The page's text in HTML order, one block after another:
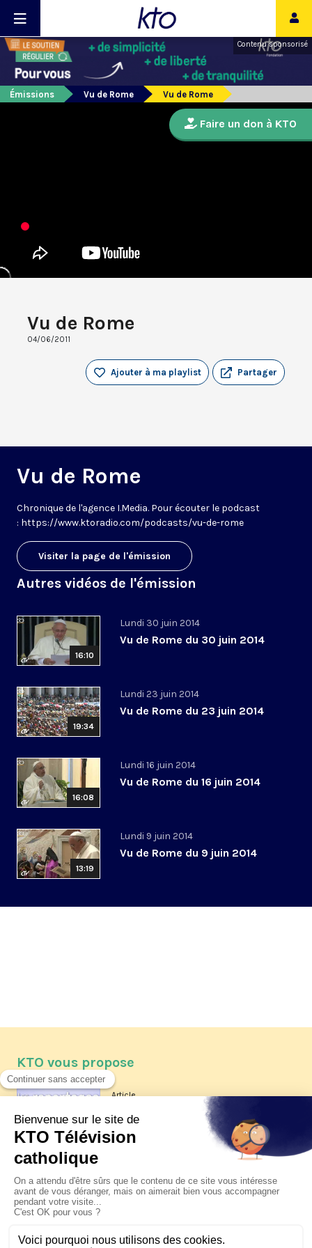
Contenu sponsorisé
Émissions Vu de Rome Vu de Rome
Vu de Rome
04/06/2011
Partager
Ajouter à ma playlist
Vu de Rome
Chronique de l'agence I.Media. Pour écouter le podcast
: https://www.ktoradio.com/podcasts/vu-de-rome
Visiter la page de l'émission
Autres vidéos de l'émission
16:10
Lundi 30 juin 2014
Vu de Rome du 30 juin 2014
19:34
Lundi 23 juin 2014
Vu de Rome du 23 juin 2014
16:08
Lundi 16 juin 2014
Vu de Rome du 16 juin 2014
13:19
Lundi 9 juin 2014
Vu de Rome du 9 juin 2014
Faire un don à KTO
KTO vous propose
Article
Les reportages d'été 2026 de KTO
La visite pastorale du pape Léon
XIV à Assise à suivre sur KTO le
jeudi 6 août
Le pape en Uruguay, Argentine et